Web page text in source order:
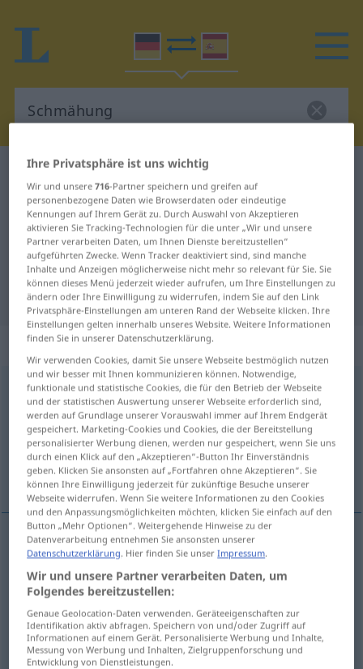
Deutsch-Spanisch Wörterbuch
Deutsch-Spanisch Übersetzung für
"Schmähung"
"Schmähung" Spanisch
Übersetzung
„Schmähung“: Femininum
Schmähungf <Schmähung;Schmähungen>
Übersicht aller Übersetzungen
(Für mehr Details die Übersetzung anklicken/antippen)
insulto, injuria, improperios
insultom Schmähung
injuriaf Schmähung
improperiosmpl Schmähung
Ihre Privatsphäre ist uns wichtig
Wir und unsere716-Partner speichern und greifen auf
personenbezogene Daten wie Browserdaten oder eindeutige
Kennungen auf Ihrem Gerät zu. Durch Auswahl von Akzeptieren
aktivieren Sie Tracking-Technologien für die unter „Wir und unsere
Partner verarbeiten Daten, um Ihnen Dienste bereitzustellen“
aufgeführten Zwecke. Wenn Tracker deaktiviert sind, sind manche
Inhalte und Anzeigen möglicherweise nicht mehr so relevant für Sie. Sie
können dieses Menü jederzeit wieder aufrufen, um Ihre Einstellungen zu
ändern oder Ihre Einwilligung zu widerrufen, indem Sie auf den Link
Privatsphäre-Einstellungen am unteren Rand der Webseite klicken. Ihre
Einstellungen gelten innerhalb unseres Website. Weitere Informationen
finden Sie in unserer Datenschutzerklärung.
Wir verwenden Cookies, damit Sie unsere Webseite bestmöglich nutzen
und wir besser mit Ihnen kommunizieren können. Notwendige,
funktionale und statistische Cookies, die für den Betrieb der Webseite
und der statistischen Auswertung unserer Webseite erforderlich sind,
werden auf Grundlage unserer Vorauswahl immer auf Ihrem Endgerät
gespeichert. Marketing-Cookies und Cookies, die der Bereitstellung
personalisierter Werbung dienen, werden nur gespeichert, wenn Sie uns
durch einen Klick auf den „Akzeptieren“-Button Ihr Einverständnis
geben. Klicken Sie ansonsten auf „Fortfahren ohne Akzeptieren“. Sie
können Ihre Einwilligung jederzeit für zukünftige Besuche unserer
Webseite widerrufen. Wenn Sie weitere Informationen zu den Cookies
und den Anpassungsmöglichkeiten möchten, klicken Sie einfach auf den
Button „Mehr Optionen“. Weitergehende Hinweise zu der
Datenverarbeitung entnehmen Sie ansonsten unserer
Datenschutzerklärung. Hier finden Sie unserImpressum.
Wir und unsere Partner verarbeiten Daten, um
Folgendes bereitzustellen:
Genaue Geolocation-Daten verwenden. Geräteeigenschaften zur
Identifikation aktiv abfragen. Speichern von und/oder Zugriff auf
Informationen auf einem Gerät. Personalisierte Werbung und Inhalte,
Messung von Werbung und Inhalten, Zielgruppenforschung und
Entwicklung von Dienstleistungen.